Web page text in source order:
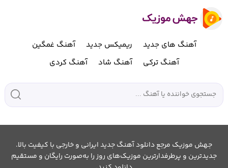
آهنگ های جدید ریمیکس جدید
آهنگ غمگین
آهنگ ترکی
آهنگ شاد آهنگ کردی
جهش موزیک مرجع دانلود آهنگ جدید ایرانی و خارجی با کیفیت بالا.
جدیدترین و پرطرفدارترین موزیک‌های روز را به‌صورت رایگان و مستقیم